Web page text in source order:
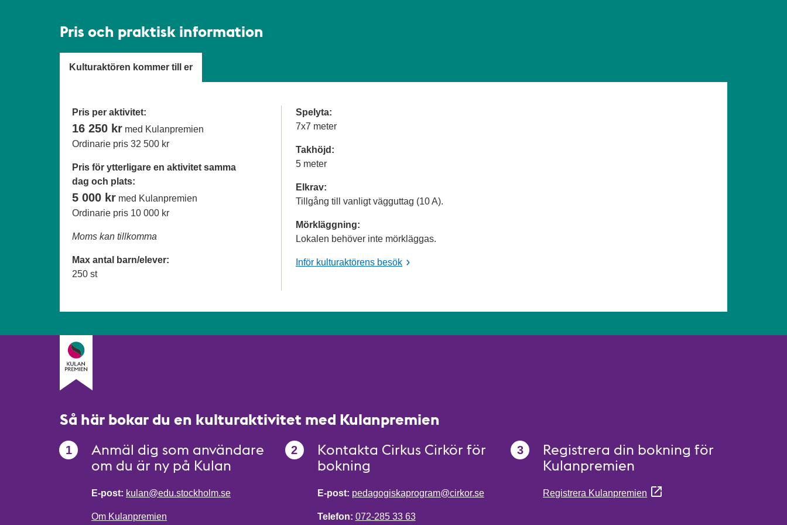
Pris och praktisk information
Kulturaktören kommer till er
Pris per aktivitet:
16 250 kr med Kulanpremien
Ordinarie pris 32 500 kr
Pris för ytterligare en aktivitet samma
dag och plats:
5 000 kr med Kulanpremien
Ordinarie pris 10 000 kr
Moms kan tillkomma
Max antal barn/elever:
250 st
Spelyta:
7x7 meter
Takhöjd:
5 meter
Elkrav:
Tillgång till vanligt vägguttag (10 A).
Mörkläggning:
Lokalen behöver inte mörkläggas.
Inför kulturaktörens besök
Så här bokar du en kulturaktivitet med Kulanpremien
Anmäl dig som användare
om du är ny på Kulan
E-post: kulan@edu.stockholm.se
Om Kulanpremien
Kontakta Cirkus Cirkör för
bokning
E-post: pedagogiskaprogram@cirkor.se
Telefon: 072-285 33 63
Registrera din bokning för
Kulanpremien
Registrera Kulanpremien